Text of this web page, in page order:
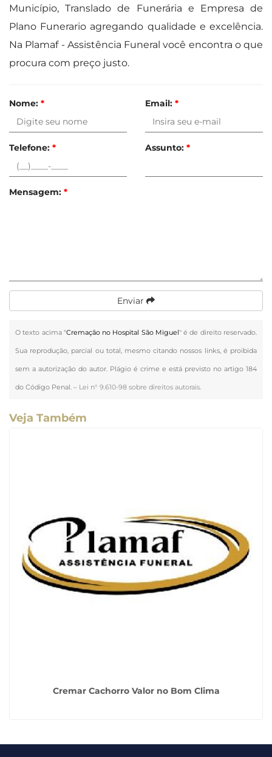
Município, Translado de Funerária e Empresa de
Plano Funerario agregando qualidade e excelência.
Na Plamaf - Assistência Funeral você encontra o que
procura com preço justo.
Nome: * Email: *
Telefone: * Assunto: *
Mensagem: *
Enviar
O texto acima "Cremação no Hospital São Miguel" é de direito reservado.
Sua reprodução, parcial ou total, mesmo citando nossos links, é proibida
sem a autorização do autor. Plágio é crime e está previsto no artigo 184
do Código Penal. – Lei n° 9.610-98 sobre direitos autorais.
Veja Também
Cremar Cachorro Valor no Bom Clima